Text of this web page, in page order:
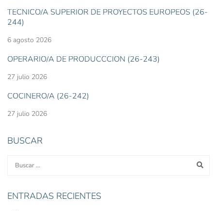
TÉCNICO/A SUPERIOR DE PROYECTOS EUROPEOS (26-
244)
6 agosto 2026
OPERARIO/A DE PRODUCCCIÓN (26-243)
27 julio 2026
COCINERO/A (26-242)
27 julio 2026
BUSCAR
ENTRADAS RECIENTES